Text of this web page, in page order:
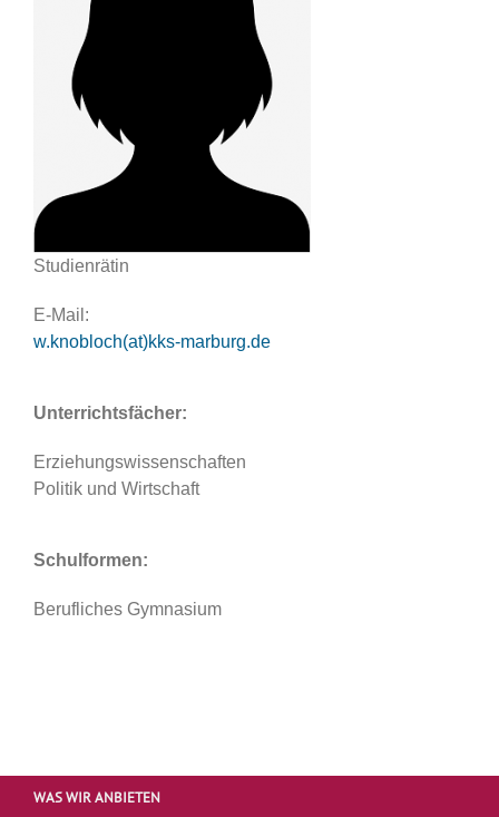
Studienrätin
E-Mail:
w.knobloch(at)kks-marburg.de
Unterrichtsfächer:
Erziehungswissenschaften
Politik und Wirtschaft
Schulformen:
Berufliches Gymnasium
WAS WIR ANBIETEN